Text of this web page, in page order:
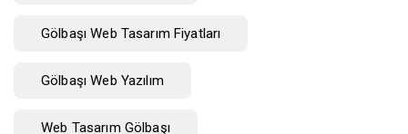
Gölbaşı Web Tasarım Fiyatları
Gölbaşı Web Yazılım
Web Tasarım Gölbaşı